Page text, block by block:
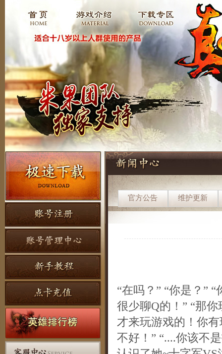
官方公告 维护更新
“在吗？” “你是？”
很少聊Q的！” “那
才来玩游戏的！你
不好！” “....你该不